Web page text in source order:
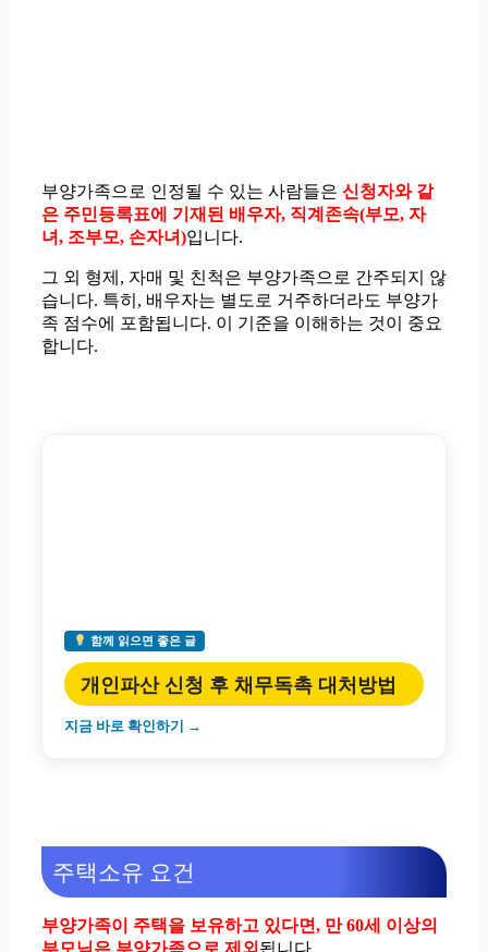
부양가족으로 인정될 수 있는 사람들은 신청자와 같
은 주민등록표에 기재된 배우자, 직계존속(부모, 자
녀, 조부모, 손자녀)입니다.
그 외 형제, 자매 및 친척은 부양가족으로 간주되지 않
습니다. 특히, 배우자는 별도로 거주하더라도 부양가
족 점수에 포함됩니다. 이 기준을 이해하는 것이 중요
합니다.
함께 읽으면 좋은 글
개인파산 신청 후 채무독촉 대처방법
지금 바로 확인하기 →
주택소유 요건
부양가족이 주택을 보유하고 있다면, 만 60세 이상의